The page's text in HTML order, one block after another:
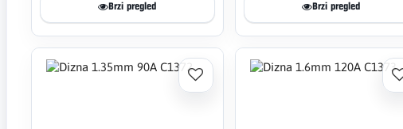
Brzi pregled Brzi pregled